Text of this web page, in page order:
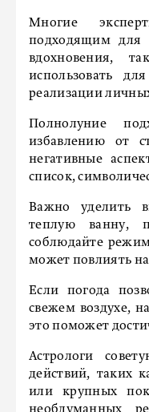
Многие
подходящим для
вдохновения,
использовать
реализации
Полнолуние
избавлению от
негативные
список,
Важно уделить
теплую ванну,
соблюдайте
может повлиять на
Если погода
свежем воздухе,
это поможет
Астрологи
действий, таких
или крупных